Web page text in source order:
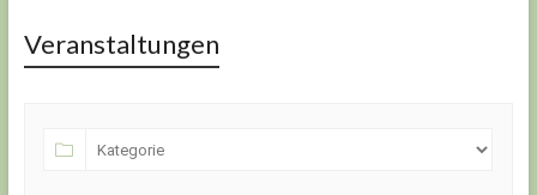
Veranstaltungen